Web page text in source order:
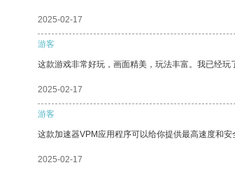
2025-02-17
游客
这款游戏非常好玩，画面精美，玩法丰富。我已经玩
2025-02-17
游客
这款加速器VPM应用程序可以给你提供最高速度和安
2025-02-17